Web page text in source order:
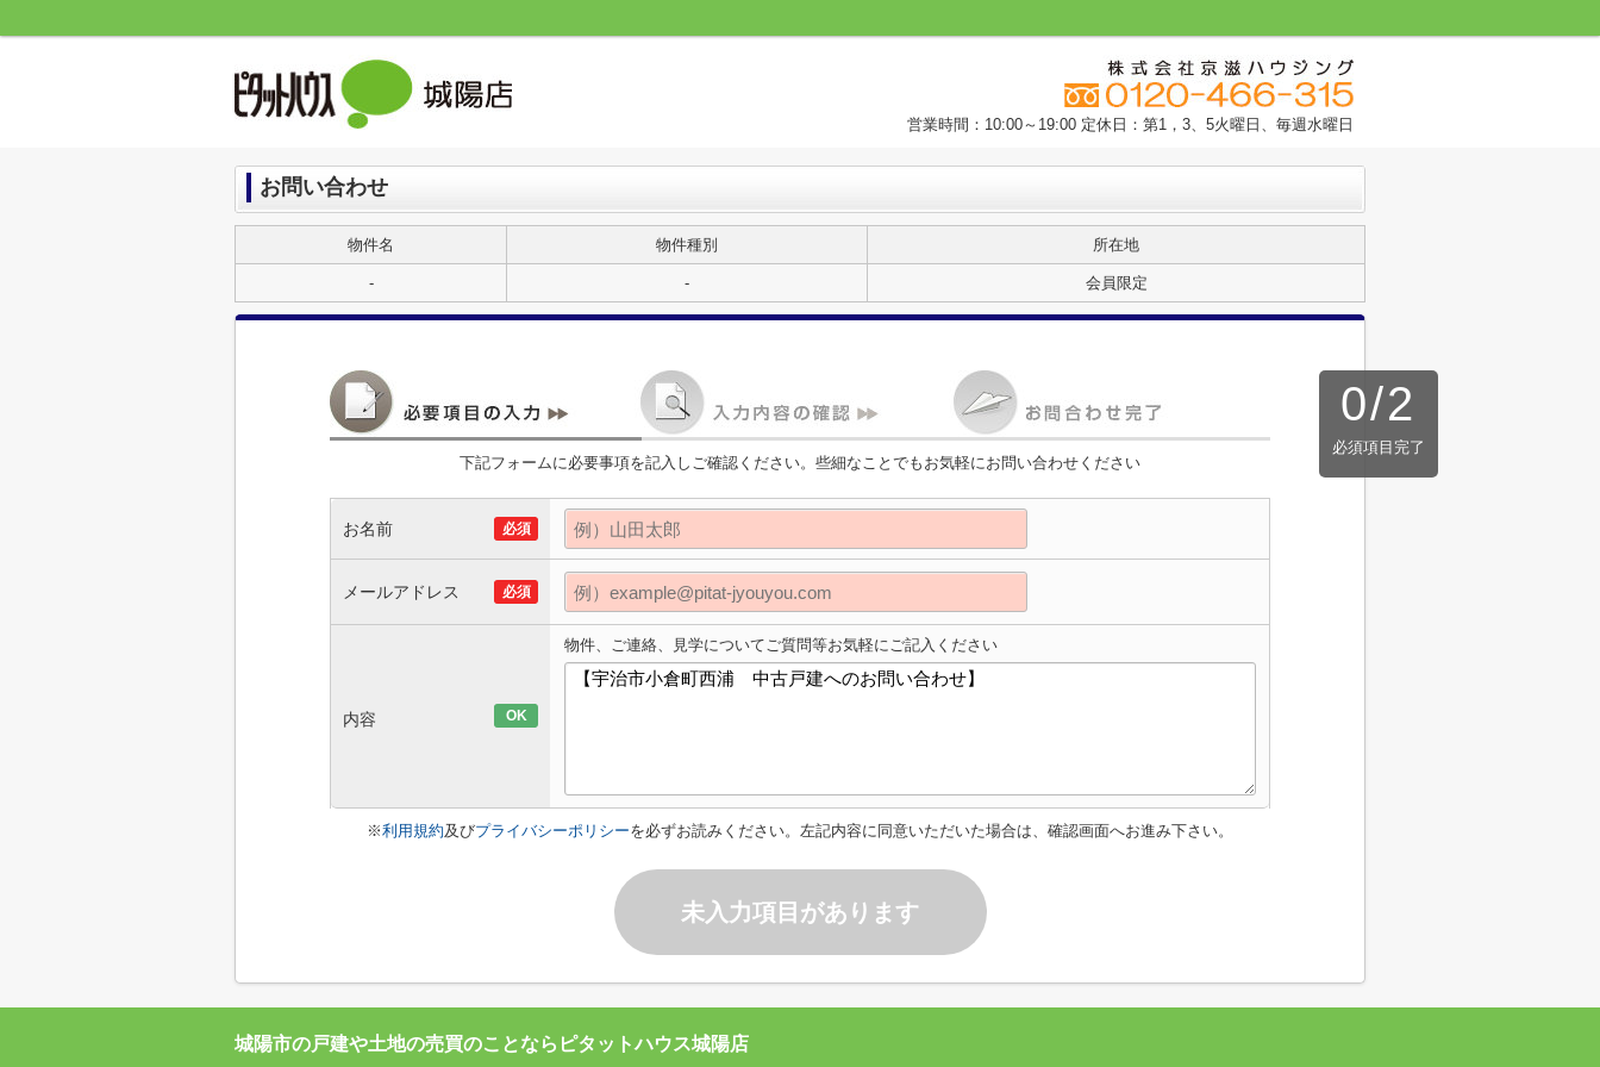
営業時間：10:00～19:00 定休日：第1，3、5火曜日、毎週水曜日
お問い合わせ
物件名 物件種別 所在地
- - 会員限定
0/2
必須項目完了
下記フォームに必要事項を記入しご確認ください。些細なことでもお気軽にお問い合わせください
お名前 必須
メールアドレス 必須
内容 OK
物件、ご連絡、見学についてご質問等お気軽にご記入ください
※利用規約及びプライバシーポリシーを必ずお読みください。左記内容に同意いただいた場合は、確認画面へお進み下さい。
未入力項目があります
城陽市の戸建や土地の売買のことならピタットハウス城陽店